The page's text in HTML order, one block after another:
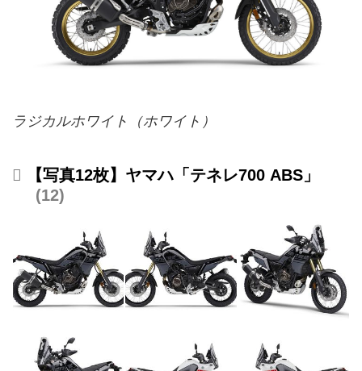
ラジカルホワイト（ホワイト）
【写真12枚】ヤマハ「テネレ700 ABS」
12